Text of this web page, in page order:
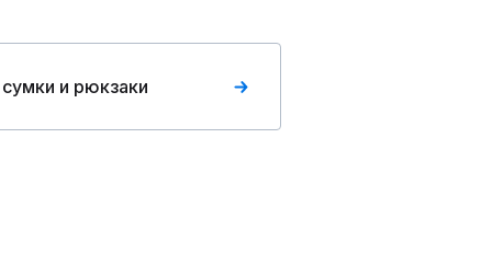
и рюкзаки